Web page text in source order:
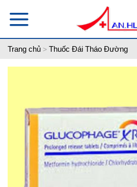
Trang chủ > Thuốc Đái Tháo Đường